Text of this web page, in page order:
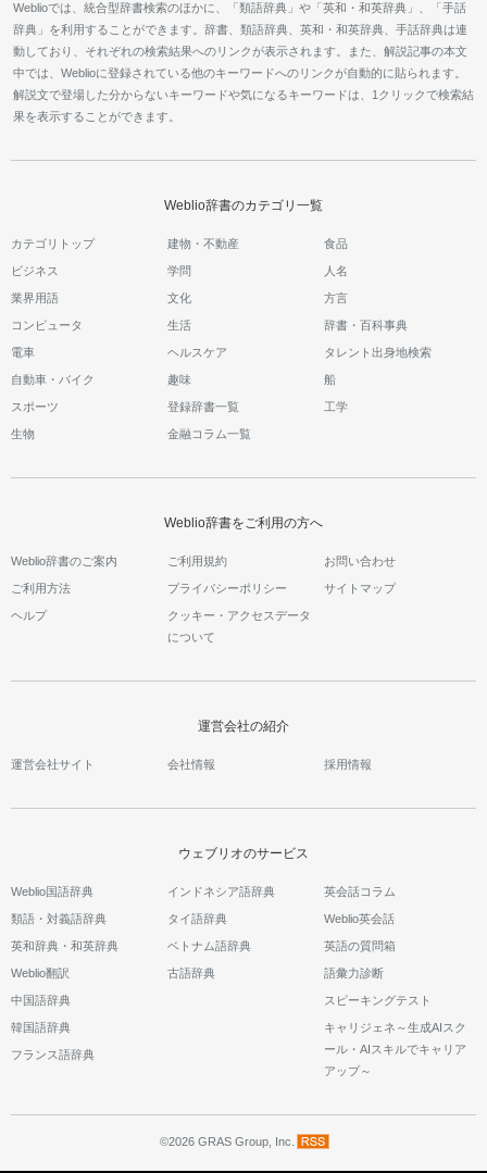
Weblioでは、統合型辞書検索のほかに、「類語辞典」や「英和・和英辞典」、「手話
辞典」を利用することができます。辞書、類語辞典、英和・和英辞典、手話辞典は連
動しており、それぞれの検索結果へのリンクが表示されます。また、解説記事の本文
中では、Weblioに登録されている他のキーワードへのリンクが自動的に貼られます。
解説文で登場した分からないキーワードや気になるキーワードは、1クリックで検索結
果を表示することができます。
Weblio辞書のカテゴリ一覧
カテゴリトップ 建物・不動産 食品
ビジネス 学問 人名
業界用語 文化 方言
コンピュータ 生活 辞書・百科事典
電車 ヘルスケア タレント出身地検索
自動車・バイク 趣味 船
スポーツ 登録辞書一覧 工学
生物 金融コラム一覧
Weblio辞書をご利用の方へ
Weblio辞書のご案内 ご利用規約 お問い合わせ
ご利用方法 プライバシーポリシー サイトマップ
ヘルプ
クッキー・アクセスデータ
について
運営会社の紹介
運営会社サイト 会社情報 採用情報
ウェブリオのサービス
Weblio国語辞典
類語・対義語辞典
英和辞典・和英辞典
Weblio翻訳
中国語辞典
韓国語辞典
フランス語辞典
インドネシア語辞典
タイ語辞典
ベトナム語辞典
古語辞典
英会話コラム
Weblio英会話
英語の質問箱
語彙力診断
スピーキングテスト
キャリジェネ～生成AIスク
ール・AIスキルでキャリア
アップ～
©2026 GRAS Group, Inc.